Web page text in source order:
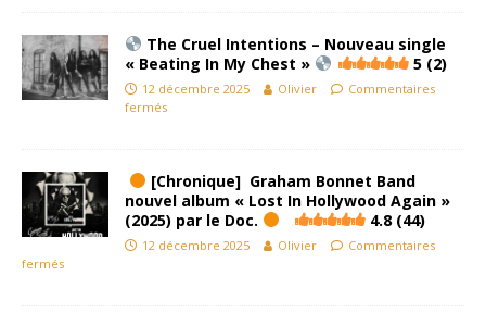
The Cruel Intentions – Nouveau single
« Beating In My Chest »
5 (2)
12 décembre 2025 Olivier
Commentaires
fermés
[Chronique] Graham Bonnet Band
nouvel album « Lost In Hollywood Again »
(2025) par le Doc.
4.8 (44)
12 décembre 2025 Olivier
Commentaires
fermés